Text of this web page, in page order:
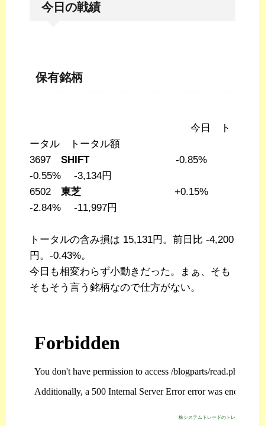
今日の戦績
保有銘柄
今日 ト
ータル トータル額
3697 SHIFT-0.85%
-0.55% -3,134円
6502 東芝 +0.15%
-2.84% -11,997円
トータルの含み損は 15,131円。前日比 -4,200
円。-0.43%。
今日も相変わらず小動きだった。まぁ、そも
そもそう言う銘柄なので仕方がない。
株システムトレードのトレジスタ・ス